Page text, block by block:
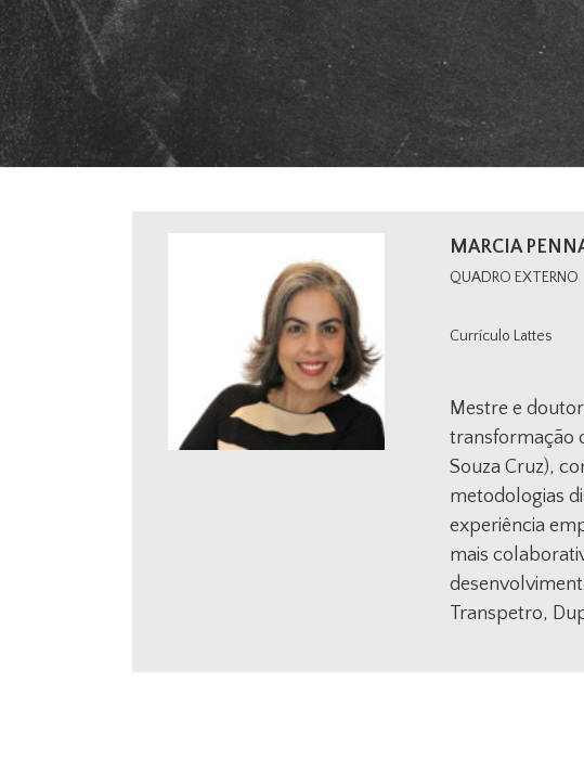
MARCIA
QUADRO EXTERNO
Currículo Lattes
Mestre e
transformação
Souza Cruz),
metodologias
experiência
mais
Transpetro,